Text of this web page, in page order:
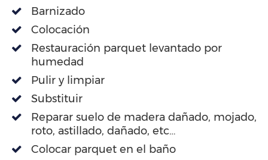
Barnizado
Colocación
Restauración parquet levantado por
humedad
Pulir y limpiar
Substituir
Reparar suelo de madera dañado, mojado,
roto, astillado, dañado, etc…
Colocar parquet en el baño